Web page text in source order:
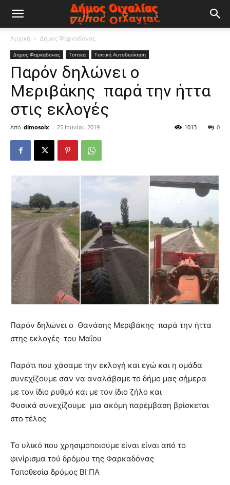
Οιχαλία
Τρικάλων
Φαρκαδόνας
Αρχική Δημος Φαρκαδονας
Δημος Φαρκαδονας Τοπικα Τοπική Αυτοδιοίκηση
Παρόν δηλώνει ο
Μεριβάκης παρά την ήττα
στις εκλογές
Από dimosoix - 25 Ιουνίου 2019 0
1013
Παρόν δηλώνει ο Θανάσης Μεριβάκης παρά την ήττα
στης εκλογές του Μαΐου
Παρότι που χάσαμε την εκλογή και εγώ και η ομάδα
συνεχίζουμε σαν να αναλάβαμε το δήμο μας σήμερα
με τον ίδιο ρυθμό και με τον ίδιο ζήλο και
Φυσικά συνεχίζουμε μια ακόμη παρέμβαση βρίσκεται
στο τέλος
Το υλικό που χρησιμοποιούμε είναι είναι από το
φινίρισμα τού δρόμου της Φαρκαδόνας
Τοποθεσία δρόμος ΒΙ ΠΑ